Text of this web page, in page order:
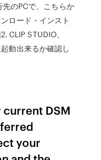
のPCで、こちらか
ロード・インスト
CLIP STUDIO、
動出来るか確認し
DSM
your